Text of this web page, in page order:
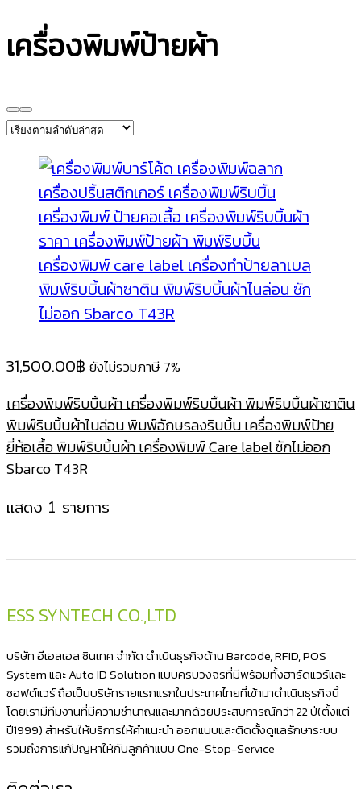
เครื่องพิมพ์ป้ายผ้า
31,500.00฿ ยังไม่รวมภาษี 7%
เครื่องพิมพ์ริบบิ้นผ้า เครื่องพิมพ์ริบบิ้นผ้า พิมพ์ริบบิ้นผ้าซาติน
พิมพ์ริบบิ้นผ้าไนล่อน พิมพ์อักษรลงริบบิ้น เครื่องพิมพ์ป้าย
ยี่ห้อเสื้อ พิมพ์ริบบิ้นผ้า เครื่องพิมพ์ Care label ซักไม่ออก
Sbarco T43R
แสดง 1 รายการ
ESS SYNTECH CO.,LTD
บริษัท อีเอสเอส ซินเทค จำกัด ดำเนินธุรกิจด้าน Barcode, RFID, POS
System และ Auto ID Solution แบบครบวงจรที่มีพร้อมทั้งฮาร์ดแวร์และ
ซอฟต์แวร์ ถือเป็นบริษัทรายแรกแรกในประเทศไทยที่เข้ามาดำเนินธุรกิจนี้
โดยเรามีทีมงานที่มีความชำนาญและมากด้วยประสบการณ์กว่า 22 ปี(ตั้งแต่
ปี1999) สำหรับให้บริการให้คำแนะนำ ออกแบบและติดตั้งดูแลรักษาระบบ
รวมถึงการแก้ปัญหาให้กับลูกค้าแบบ One-Stop-Service